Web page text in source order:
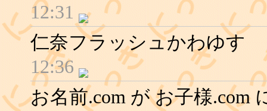
12:31
仁奈フラッシュかわゆす
12:36
お名前.com が お子様.com